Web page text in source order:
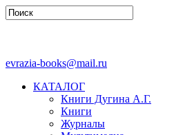
evrazia-books@mail.ru
КАТАЛОГ
Книги Дугина А.Г.
Книги
Журналы